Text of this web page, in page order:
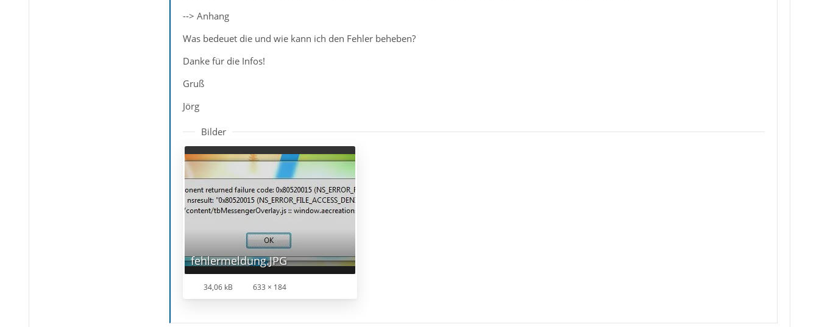
--> Anhang
Was bedeuet die und wie kann ich den Fehler beheben?
Danke für die Infos!
Gruß
Jörg
Bilder
fehlermeldung.JPG
34,06 kB 633 × 184